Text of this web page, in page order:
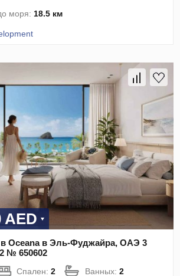
моря: 18.5 км
AED
в Oceana в Эль-Фуджайра, ОАЭ 3
№ 650602
Спален:2 Ванных:2